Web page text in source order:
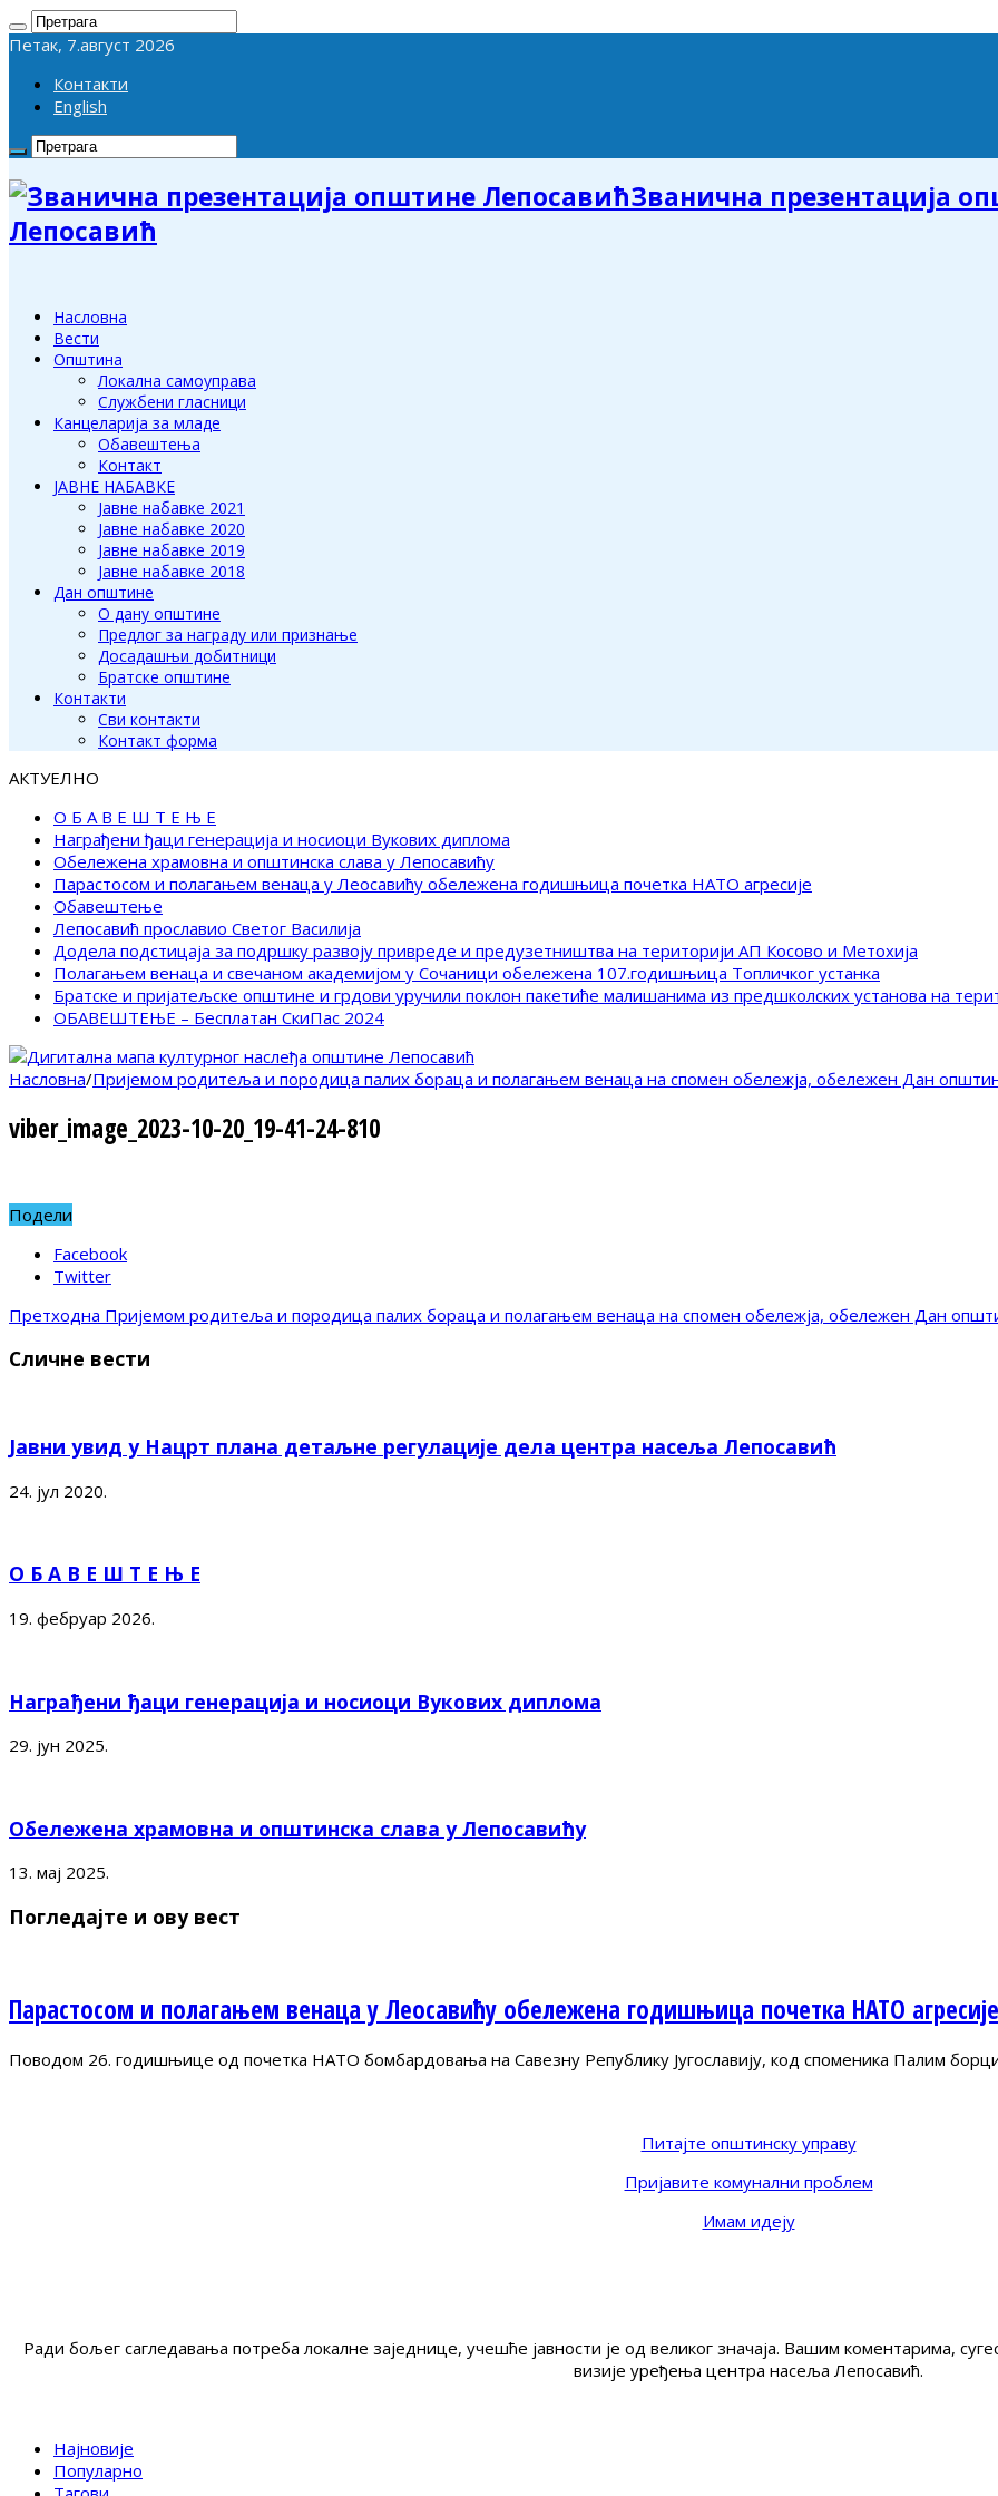
Петак, 7.август 2026
Контакти
English
Званична презентација
Лепосавић
Насловна
Вести
Општина
Локална самоуправа
Службени гласници
Канцеларија за младе
Обавештења
Контакт
ЈАВНЕ НАБАВКЕ
Јавне набавке 2021
Јавне набавке 2020
Јавне набавке 2019
Јавне набавке 2018
Дан општине
О дану општине
Предлог за награду или признање
Досадашњи добитници
Братске општине
Контакти
Сви контакти
Контакт форма
АКТУЕЛНО
О Б А В Е Ш Т Е Њ Е
Награђени ђаци генерација и носиоци Вукових диплома
Обележена храмовна и општинска слава у Лепосавићу
Парастосом и полагањем венаца у Леосавићу обележена годишњица почетка НАТО агресије
Обавештење
Лепосавић прославио Светог Василија
Додела подстицаја за подршку развоју привреде и предузетништва на територији АП Косово и Метохија
Полагањем венаца и свечаном академијом у Сочаници обележена 107.годишњица Топличког устанка
Братске и пријатељске општине и грдови уручили поклон пакетиће малишанима из предшколских установа на
ОБАВЕШТЕЊЕ – Бесплатан СкиПас 2024
Насловна/Пријемом родитеља и породица палих бораца и полагањем венаца на спомен обележја, обележен Дан
viber_image_2023-10-20_19-41-24-810
Подели
Facebook
Twitter
Претходна Пријемом родитеља и породица палих бораца и полагањем венаца на спомен обележја, обележен Дан
Сличне вести
Јавни увид у Нацрт плана детаљне регулације дела центра насеља Лепосавић
24. јул 2020.
О Б А В Е Ш Т Е Њ Е
19. фебруар 2026.
Награђени ђаци генерација и носиоци Вукових диплома
29. јун 2025.
Обележена храмовна и општинска слава у Лепосавићу
13. мај 2025.
Погледајте и ову вест
Парастосом и полагањем венаца у Леосавићу обележена годишњица почетка НАТО агресије
Поводом 26. годишњице од почетка НАТО бомбардовања на Савезну Републику Југославију, код споменика Палим
Питајте општинску управу
Пријавите комунални проблем
Имам идеју
Ради бољег сагледавања потреба локалне заједнице, учешће јавности је од великог значаја. Вашим коментарима,
визије уређења центра насеља Лепосавић.
Најновије
Популарно